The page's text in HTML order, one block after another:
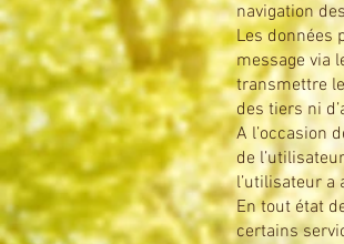
navigation
Les données
message via
transmettre
des tiers ni
A l’occasion
de
l’utilisateur a
En tout état
certains